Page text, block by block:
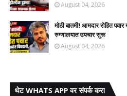
August 04, 2026
मोठी बातमी! आमदार रोहित
रुग्णालयात उपचार सुरू
August 04, 2026
थेट WHATS APP वर संपर्क करा